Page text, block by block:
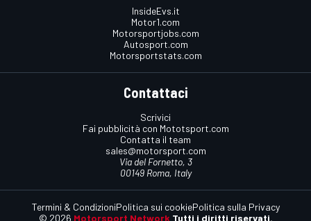
InsideEvs.it
Motor1.com
Motorsportjobs.com
Autosport.com
Motorsportstats.com
Contattaci
Scrivici
Fai pubblicità con Mototsport.com
Contatta il team
sales@motorsport.com
Via del Fornetto, 3
00149 Roma, Italy
© 2026 Motorsport Network Tutti i diritti riservati.
Termini & CondizioniPolitica sui cookiePolitica sulla Privacy